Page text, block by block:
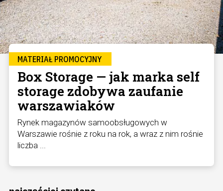
MATERIAŁ PROMOCYJNY
Box Storage — jak marka self
storage zdobywa zaufanie
warszawiaków
Rynek magazynów samoobsługowych w
Warszawie rośnie z roku na rok, a wraz z nim rośnie
liczba ...